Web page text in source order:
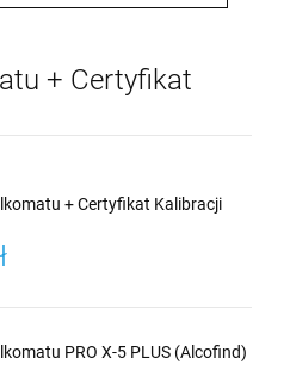
+ Certyfikat
+ Certyfikat Kalibracji
PRO X-5 PLUS (Alcofind)